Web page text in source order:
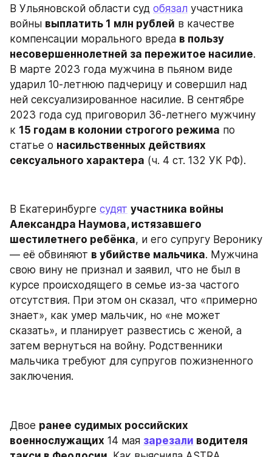
В Ульяновской области суд обязал участника
войны выплатить 1 млн рублей в качестве
компенсации морального вреда в пользу
несовершеннолетней за пережитое насилие.
В марте 2023 года мужчина в пьяном виде
ударил 10-летнюю падчерицу и совершил над
ней сексуализированное насилие. В сентябре
2023 года суд приговорил 36-летнего мужчину
к 15 годам в колонии строгого режима по
статье о насильственных действиях
сексуального характера (ч. 4 ст. 132 УК РФ).
В Екатеринбурге судят участника войны
Александра Наумова, истязавшего
шестилетнего ребёнка, и его супругу Веронику
— её обвиняют в убийстве мальчика. Мужчина
свою вину не признал и заявил, что не был в
курсе происходящего в семье из-за частого
отсутствия. При этом он сказал, что «примерно
знает», как умер мальчик, но «не может
сказать», и планирует развестись с женой, а
затем вернуться на войну. Родственники
мальчика требуют для супругов пожизненного
заключения.
Двое ранее судимых российских
военнослужащих 14 мая зарезали водителя